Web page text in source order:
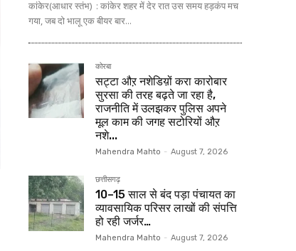
कांकेर(आधार स्तंभ) : कांकेर शहर में देर रात उस समय हड़कंप मच
गया, जब दो भालू एक बीयर बार...
कोरबा
सट्टा औऱ नशेडिय़ों करा कारोबार
सुरसा की तरह बढ़ते जा रहा है,
राजनीति में उलझकर पुलिस अपने
मूल काम की जगह सटोरियों औऱ
नशे...
Mahendra Mahto - August 7, 2026
छत्तीसगढ़
10–15 साल से बंद पड़ा पंचायत का
व्यावसायिक परिसर लाखों की संपत्ति
हो रही जर्जर…
Mahendra Mahto - August 7, 2026